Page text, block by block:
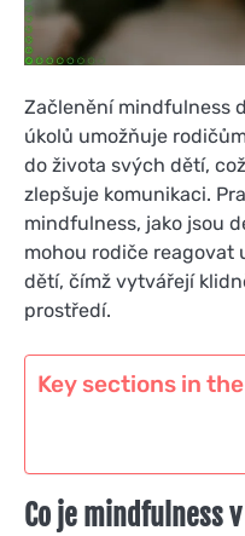
Začlenění mindfulness
úkolů umožňuje
do života svých dětí,
zlepšuje komunikaci.
mindfulness, jako jsou
mohou rodiče reagovat
dětí, čímž vytvářejí
prostředí.
Key sections in
Co je mindfulness